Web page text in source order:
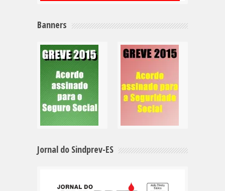
Banners
Jornal do Sindprev-ES